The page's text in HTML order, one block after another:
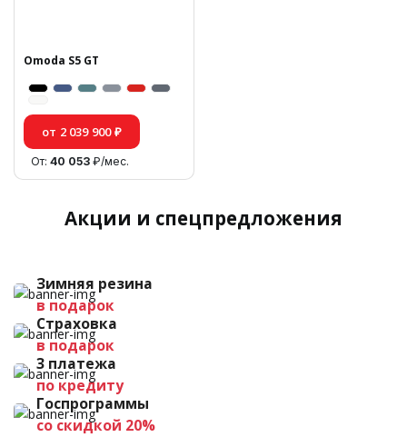
Omoda S5 GT
от 2 039 900 ₽
От: 40 053 ₽/мес.
Акции и спецпредложения
Зимняя резина
в подарок
Страховка
в подарок
3 платежа
по кредиту
Госпрограммы
со скидкой 20%